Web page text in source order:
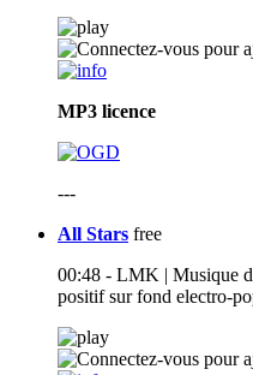
MP3 licence
---
All Stars free
00:48 - LMK | Musique
positif sur fond electro-